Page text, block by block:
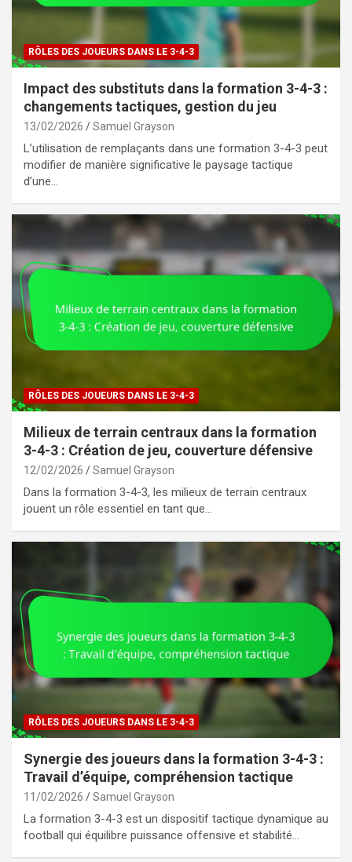
RÔLES DES JOUEURS DANS LE 3-4-3
Impact des substituts dans la formation 3-4-3 :
changements tactiques, gestion du jeu
13/02/2026 Samuel Grayson
L’utilisation de remplaçants dans une formation 3-4-3 peut
modifier de manière significative le paysage tactique
d’une…
RÔLES DES JOUEURS DANS LE 3-4-3
Milieux de terrain centraux dans la formation
3-4-3 : Création de jeu, couverture défensive
12/02/2026 Samuel Grayson
Dans la formation 3-4-3, les milieux de terrain centraux
jouent un rôle essentiel en tant que…
RÔLES DES JOUEURS DANS LE 3-4-3
Synergie des joueurs dans la formation 3-4-3 :
Travail d’équipe, compréhension tactique
11/02/2026 Samuel Grayson
La formation 3-4-3 est un dispositif tactique dynamique au
football qui équilibre puissance offensive et stabilité…